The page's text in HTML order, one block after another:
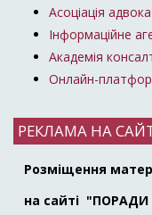
Асоціація
Інформаційне
Академія
Онлайн-
РЕКЛАМА НА
Розміщення
на сайті